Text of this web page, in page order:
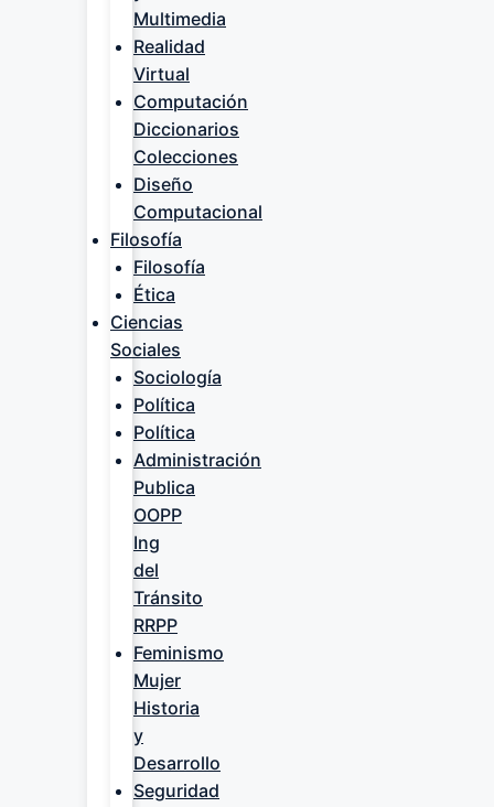
Multimedia
Realidad
Virtual
Computación
Diccionarios
Colecciones
Diseño
Computacional
Filosofía
Filosofía
Ética
Ciencias
Sociales
Sociología
Política
Política
Administración
Publica
OOPP
Ing
del
Tránsito
RRPP
Feminismo
Mujer
Historia
y
Desarrollo
Seguridad